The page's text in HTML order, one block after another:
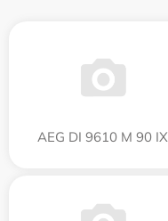
AEG DI 9610 M 90 IX